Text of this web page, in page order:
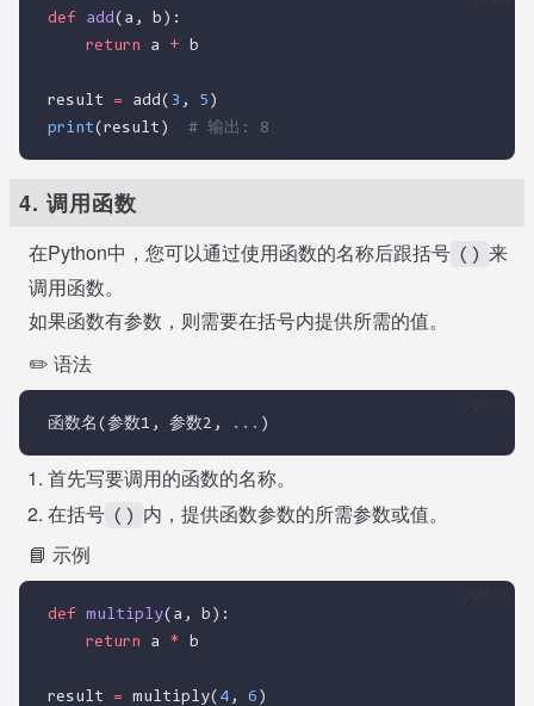
def add (a, b):
return a + b
result = add( 3 , 5 )
print(result) # 输出: 8
4. 调用函数
在Python中，您可以通过使用函数的名称后跟括号 () 来
调用函数。
如果函数有参数，则需要在括号内提供所需的值。
✏️ 语法
函数名(参数1, 参数2, ... )
首先写要调用的函数的名称。
在括号 ()
内，提供函数参数的所需参数或值。
📘 示例
def multiply(a, b):
return a * b
result = multiply( 4 , 6 )